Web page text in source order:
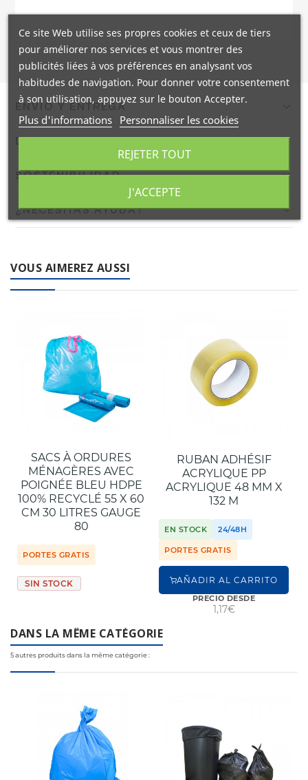
ENVÍO Y ENTREGA
Confirmamos el envío en 24/48h a España peninsular con
DHL. Portes gratis a pie de calle mediante agencia TSB.
Envíos internacionales en 9 días laborables.
fue recibido. El reembolso se realizará en un máximo de
14 días naturales.
SOSTENIBILIDAD
En Coplasem apostamos por materiales reciclables,
¿NECESITAS AYUDA?
WhatsApp.
VOUS AIMEREZ AUSSI
SACS À ORDURES
MÉNAGÈRES AVEC
POIGNÉE BLEU HDPE
100% RECYCLÉ 55 X 60
CM 30 LITRES GAUGE
80
PORTES GRATIS
SIN STOCK
RUBAN ADHÉSIF
ACRYLIQUE PP
ACRYLIQUE 48 MM X
132 M
EN STOCK 24/48H
PORTES GRATIS
AÑADIR AL CARRITO
PRECIO DESDE
1,17€
DANS LA MÊME CATÉGORIE
5 autres produits dans la même catégorie :
Ce site Web utilise ses propres cookies et ceux de tiers
pour améliorer nos services et vous montrer des
publicités liées à vos préférences en analysant vos
habitudes de navigation. Pour donner votre consentement
à son utilisation, appuyez sur le bouton Accepter.
Plus d'informations Personnaliser les cookies
REJETER TOUT
J'ACCEPTE